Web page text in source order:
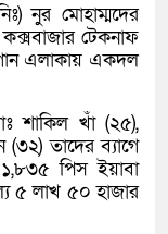
নুর মোহাম্মদের
টেকনাফ
এলাকায় একদল
শাকিল খাঁ (২৫),
তাদের ব্যাগে
১,৮৩৫ পিস ইয়াবা
৫ লাখ ৫০ হাজার